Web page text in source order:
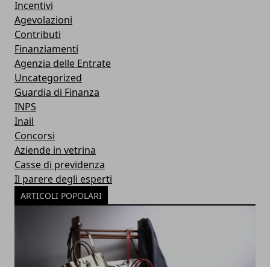
Incentivi
Agevolazioni
Contributi
Finanziamenti
Agenzia delle Entrate
Uncategorized
Guardia di Finanza
INPS
Inail
Concorsi
Aziende in vetrina
Casse di previdenza
Il parere degli esperti
ARTICOLI POPOLARI